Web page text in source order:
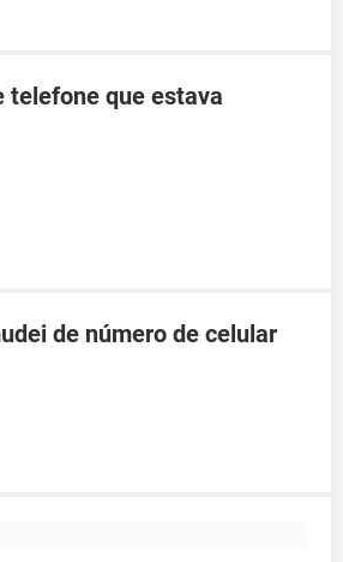
telefone que estava
de número de celular